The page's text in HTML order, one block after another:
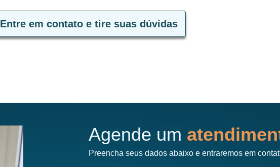
Entre em contato e tire suas dúvidas
Agende um
Preencha seus dados abaixo e entraremos em